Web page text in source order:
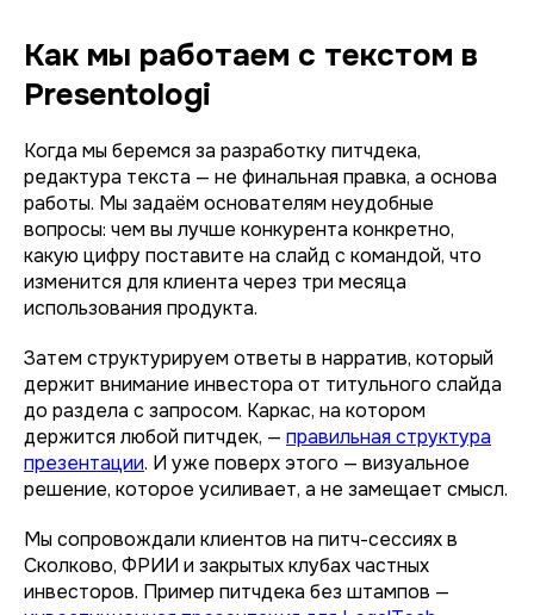
Как мы работаем с текстом в
Presentologi
Когда мы беремся за разработку питчдека,
редактура текста — не финальная правка, а основа
работы. Мы задаём основателям неудобные
вопросы: чем вы лучше конкурента конкретно,
какую цифру поставите на слайд с командой, что
изменится для клиента через три месяца
использования продукта.
Затем структурируем ответы в нарратив, который
держит внимание инвестора от титульного слайда
до раздела с запросом. Каркас, на котором
держится любой питчдек, — правильная структура
презентации. И уже поверх этого — визуальное
решение, которое усиливает, а не замещает смысл.
Мы сопровождали клиентов на питч-сессиях в
Сколково, ФРИИ и закрытых клубах частных
инвесторов. Пример питчдека без штампов —